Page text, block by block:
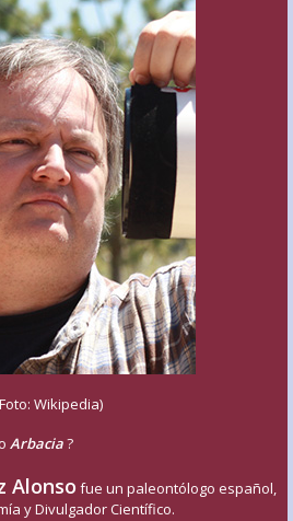
Wikipedia)
Arbacia?
Alonso fue un paleontólogo español,
y Divulgador Científico.